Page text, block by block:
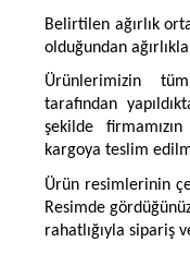
Belirtilen ağırlık
olduğundan
Ürünlerimizin
tarafından
şekilde
kargoya teslim
Ürün resimlerinin
Resimde
rahatlığıyla sipariş